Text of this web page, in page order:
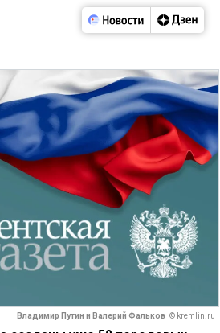
Владимир Путин и Валерий Фальков © kremlin.ru